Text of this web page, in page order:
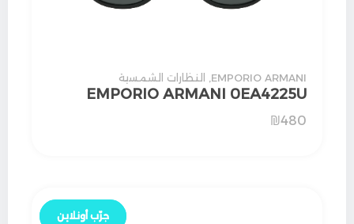
EMPORIO ARMANI النظارات الشمسية
EMPORIO ARMANI 0EA4225U
₪480
جرّب أونلاين
جرّب أونلاين